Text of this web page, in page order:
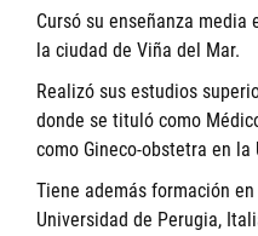
Cursó su enseñanza media
la ciudad de Viña del Mar.
Realizó sus estudios
donde se tituló como
como Gineco-obstetra en
Tiene además formación
Universidad de Perugia,